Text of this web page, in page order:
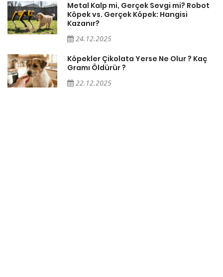
Metal Kalp mi, Gerçek Sevgi mi? Robot
Köpek vs. Gerçek Köpek: Hangisi
Kazanır?
24.12.2025
Köpekler Çikolata Yerse Ne Olur ? Kaç
Gramı Öldürür ?
22.12.2025